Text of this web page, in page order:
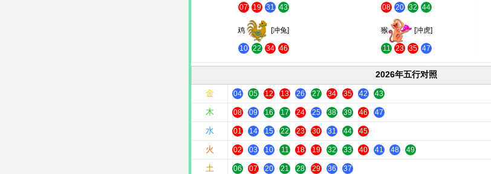
07 19 31 43 08 20 32 44
鸡 [冲兔]
10 22 34 46
猴 [冲虎]
11 23 35 47
2026年五行对照
金
04 05 12 13 26 27 34 35 42 43
木 08 09 16 17 24 25 38 39 46 47
水 01 14 15 22 23 30 31 44 45
火 02 03 10 11 18 19 32 33 40 41 48 49
土 06 07 20 21 28 29 36 37